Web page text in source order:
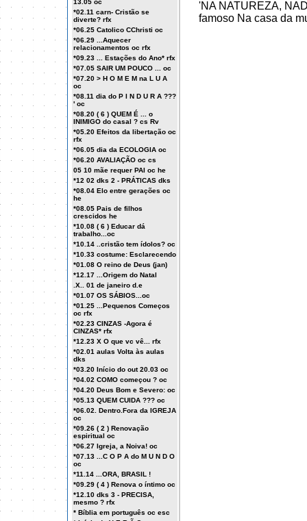
13.05 oc
*02.11 carn- Cristão se
diverte? rfx
*06.25 Catolico CChristi oc
*06.29 ...Aquecer
relacionamentos oc rfx
*09.23 ... Estações do Ano* rfx
*07.05 SAIR UM POUCO ... oc
*07.20 > H O M E M na L U A
oc
*08.11 dia do P I N D U R A ???
' oc
*08.20 ( 6 ) QUEM É ... o
INIMIGO do casal ? cs Rv
*05.20 Efeitos da libertação oc
rfx
*06.05 dia da ECOLOGIA oc
*06.20 AVALIAÇÃO oc cs
05 10 mãe requer PAI oc he
*12 02 dks 2 - PRÁTICAS dks
*08.04 Elo entre gerações oc
he
*08.05 Pais de filhos
crescidos he
*10.08 ( 6 ) Educar dá
trabalho...oc
*10.14 ..cristão tem ídolos? oc
*10.33 costume: Esclarecendo
*01.08 O reino de Deus (jan)
*12.17 ...Origem do Natal
.X.. 01 de janeiro d.e
*01.07 OS SÁBIOS...oc
*01.25 ...Pequenos Começos
oc rfx
*02.23 CINZAS -Agora é
CINZAS* rfx
*12.23 X O que vc vê... rfx
*02.01 aulas Volta às aulas
dks
*03.20 Início do out 20.03 oc
*04.02 COMO começou ? oc
*04.20 Deus Bom e Severo: oc
*05.13 QUEM CUIDA ??? oc
*06.02. Dentro.Fora da IGREJA
oc
*09.26 ( 2 ) Renovação
espiritual oc
*06.27 Igreja, a Noiva! oc
*07.13 ...C O P A do M U N D O
oc
*11.14 ...ORA, BRASIL !
*09.29 ( 4 ) Renova o íntimo oc
*12.10 dks 3 - PRECISA,
mesmo ? rfx
* Bíblia em português oc esc
'NA NATUREZA,
famoso Na casa da